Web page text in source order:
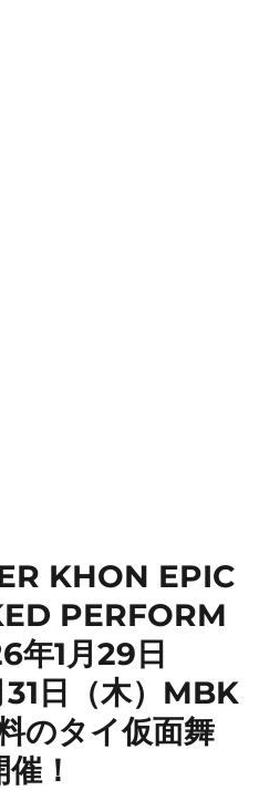
KHON EPIC
PERFORM
年1月29日
31日（木）MBK
のタイ仮面舞
！